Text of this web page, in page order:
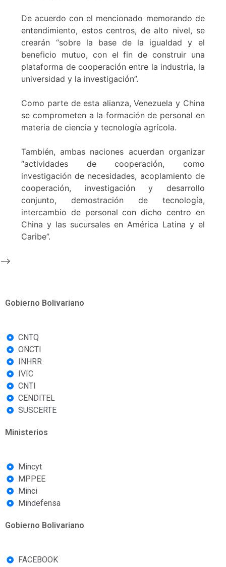
De acuerdo con el mencionado memorando de
entendimiento, estos centros, de alto nivel, se
crearán “sobre la base de la igualdad y el
beneficio mutuo, con el fin de construir una
plataforma de cooperación entre la industria, la
universidad y la investigación”.
Como parte de esta alianza, Venezuela y China
se comprometen a la formación de personal en
materia de ciencia y tecnología agrícola.
También, ambas naciones acuerdan organizar
“actividades de cooperación, como
investigación de necesidades, acoplamiento de
cooperación, investigación y desarrollo
conjunto, demostración de tecnología,
intercambio de personal con dicho centro en
China y las sucursales en América Latina y el
Caribe”.
-->
Gobierno Bolivariano
CNTQ
ONCTI
INHRR
IVIC
CNTI
CENDITEL
SUSCERTE
Ministerios
Mincyt
MPPEE
Minci
Mindefensa
Gobierno Bolivariano
FACEBOOK